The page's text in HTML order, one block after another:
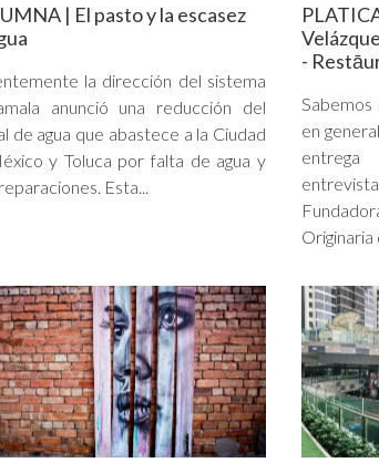
| El pasto y la escasez
la dirección del sistema
anunció una reducción del
de agua que abastece a la Ciudad
y Toluca por falta de agua y
Esta...
-
en
Originaria